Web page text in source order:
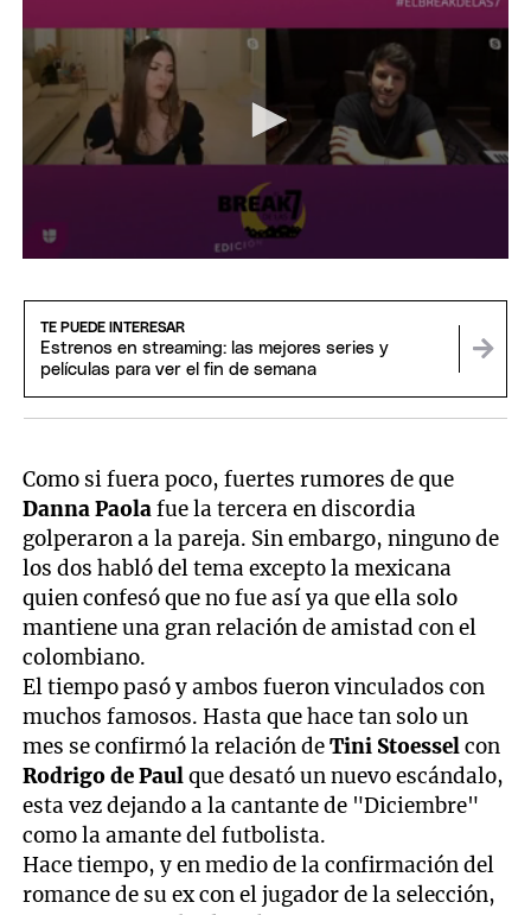
of
minutes,
52
seconds
TE PUEDE INTERESAR
Estrenos en streaming: las mejores series y
películas para ver el fin de semana
Como si fuera poco, fuertes rumores de que
Danna Paolafue la tercera en discordia
golperaron a la pareja. Sin embargo, ninguno de
los dos habló del tema excepto la mexicana
quien confesó que no fue así ya que ella solo
mantiene una gran relación de amistad con el
colombiano.
El tiempo pasó y ambos fueron vinculados con
muchos famosos. Hasta que hace tan solo un
mes se confirmó la relación deTini Stoesselcon
Rodrigo de Paulque desató un nuevo escándalo,
esta vez dejando a la cantante de "Diciembre"
como la amante del futbolista.
Hace tiempo, y en medio de la confirmación del
romance de su ex con el jugador de la selección,